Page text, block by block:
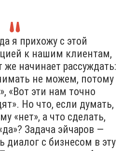
я прихожу с этой
к нашим клиентам,
же начинает рассуждать:
не можем, потому
«Вот эти нам точно
Но что, если думать,
«нет», а что сделать,
Задача эйчаров —
диалог с бизнесом в эту